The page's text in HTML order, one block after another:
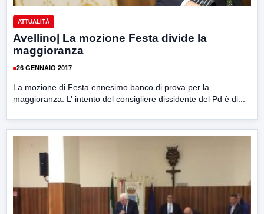
ATTUALITÀ
Avellino| La mozione Festa divide la
maggioranza
26 GENNAIO 2017
La mozione di Festa ennesimo banco di prova per la
maggioranza. L’ intento del consigliere dissidente del Pd è di...